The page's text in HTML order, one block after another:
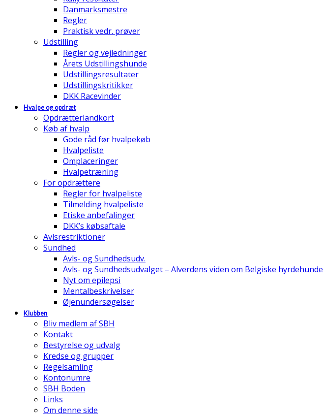
Danmarksmestre
Regler
Praktisk vedr. prøver
Udstilling
Regler og vejledninger
Årets Udstillingshunde
Udstillingsresultater
Udstillingskritikker
DKK Racevinder
Hvalpe og opdræt
Opdrætterlandkort
Køb af hvalp
Gode råd før hvalpekøb
Hvalpeliste
Omplaceringer
Hvalpetræning
For opdrættere
Regler for hvalpeliste
Tilmelding hvalpeliste
Etiske anbefalinger
DKK’s købsaftale
Avlsrestriktioner
Sundhed
Avls- og Sundhedsudv.
Avls- og Sundhedsudvalget – Alverdens viden om Belgiske hyrdehunde
Nyt om epilepsi
Mentalbeskrivelser
Øjenundersøgelser
Klubben
Bliv medlem af SBH
Kontakt
Bestyrelse og udvalg
Kredse og grupper
Regelsamling
Kontonumre
SBH Boden
Links
Om denne side